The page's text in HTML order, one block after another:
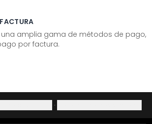
amplia gama de métodos de pago,
por factura.
·